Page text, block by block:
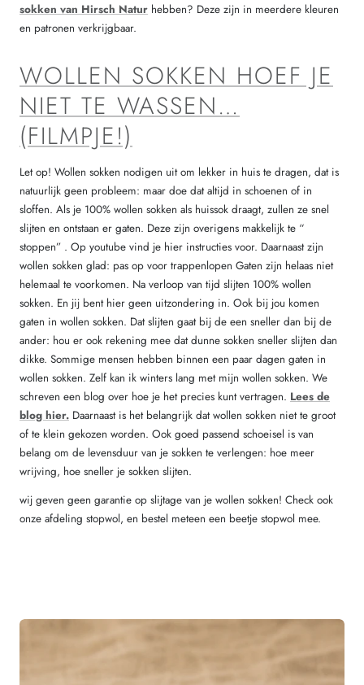
sokken van Hirsch Natur hebben? Deze zijn in meerdere kleuren
en patronen verkrijgbaar.
WOLLEN SOKKEN HOEF JE
NIET TE WASSEN…
(FILMPJE!)
Let op! Wollen sokken nodigen uit om lekker in huis te dragen, dat is
natuurlijk geen probleem: maar doe dat altijd in schoenen of in
sloffen. Als je 100% wollen sokken als huissok draagt, zullen ze snel
slijten en ontstaan er gaten. Deze zijn overigens makkelijk te “
stoppen” . Op youtube vind je hier instructies voor. Daarnaast zijn
wollen sokken glad: pas op voor trappenlopen Gaten zijn helaas niet
helemaal te voorkomen. Na verloop van tijd slijten 100% wollen
sokken. En jij bent hier geen uitzondering in. Ook bij jou komen
gaten in wollen sokken. Dat slijten gaat bij de een sneller dan bij de
ander: hou er ook rekening mee dat dunne sokken sneller slijten dan
dikke. Sommige mensen hebben binnen een paar dagen gaten in
wollen sokken. Zelf kan ik winters lang met mijn wollen sokken. We
schreven een blog over hoe je het precies kunt vertragen. Lees de
blog hier. Daarnaast is het belangrijk dat wollen sokken niet te groot
of te klein gekozen worden. Ook goed passend schoeisel is van
belang om de levensduur van je sokken te verlengen: hoe meer
wrijving, hoe sneller je sokken slijten.
wij geven geen garantie op slijtage van je wollen sokken! Check ook
onze afdeling stopwol, en bestel meteen een beetje stopwol mee.